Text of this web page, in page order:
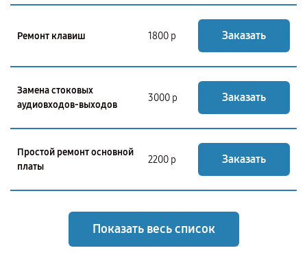
Ремонт клавиш 1800 р Заказать
Замена стоковых
аудиовходов-выходов
3000 р Заказать
Простой ремонт основной
платы
2200 р Заказать
Показать весь список